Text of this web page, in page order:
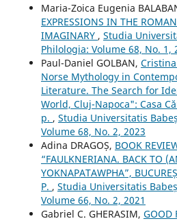
Maria-Zoica Eugenia
EXPRESSIONS IN THE
IMAGINARY , Studia
Philologia: Volume 68, No. 1,
Paul-Daniel GOLBAN,
Norse Mythology in
Literature. The Search for
World, Cluj-Napoca": Casa
p. , Studia Universitatis
Volume 68, No. 2, 2023
Adina DRAGOȘ, BOOK
“FAULKNERIANA. BACK TO
YOKNAPATAWPHA”,
P. , Studia Universitatis
Volume 66, No. 2, 2021
Gabriel C. GHERASIM, GOOD